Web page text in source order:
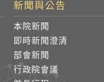
新聞與公告
本院新聞
即時新聞澄清
部會新聞
行政院會議